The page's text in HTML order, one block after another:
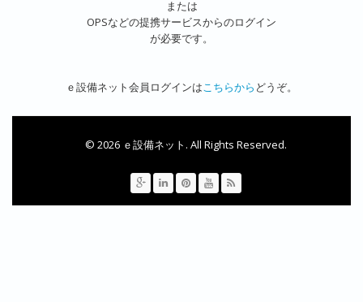
または
OPSなどの提携サービスからのログイン
が必要です。
ｅ設備ネット会員ログインはこちらから どうぞ。
© 2026 ｅ設備ネット. All Rights Reserved.